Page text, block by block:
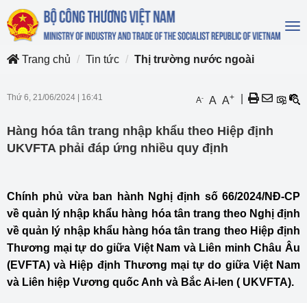
Trang chủ
Tin tức Thị trường nước ngoài
Thứ 6, 21/06/2024 16:41 A- A A+
Hàng hóa tân trang nhập khẩu theo Hiệp định
UKVFTA phải đáp ứng nhiều quy định
Chính phủ vừa ban hành Nghị định số 66/2024/NĐ-CP
về quản lý nhập khẩu hàng hóa tân trang theo Nghị định
về quản lý nhập khẩu hàng hóa tân trang theo Hiệp định
Thương mại tự do giữa Việt Nam và Liên minh Châu Âu
(EVFTA) và Hiệp định Thương mại tự do giữa Việt Nam
và Liên hiệp Vương quốc Anh và Bắc Ai-len ( UKVFTA).